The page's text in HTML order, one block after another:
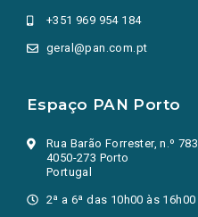
+351 969 954 184
geral@pan.com.pt
Espaço PAN Porto
Rua Barão Forrester, n.º 783
4050-273 Porto
Portugal
2ª a 6ª das 10h00 às 16h00